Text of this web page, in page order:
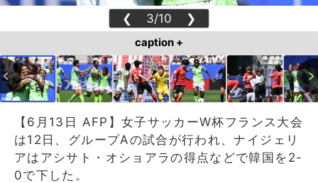
❮ 3/10 ❯
caption +
【6月13日 AFP】女子サッカーW杯フランス大会
は12日、グループAの試合が行われ、ナイジェリ
アはアシサト・オショアラの得点などで韓国を2-
0で下した。